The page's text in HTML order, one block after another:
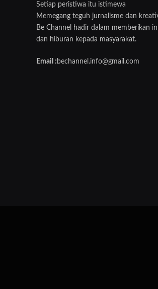
Setiap peristiwa itu istimewa
Memegang teguh jurnalisme dan
Be Channel hadir dalam memberikan
dan hiburan kepada masyarakat.
Email : bechannel.info@gmail.com